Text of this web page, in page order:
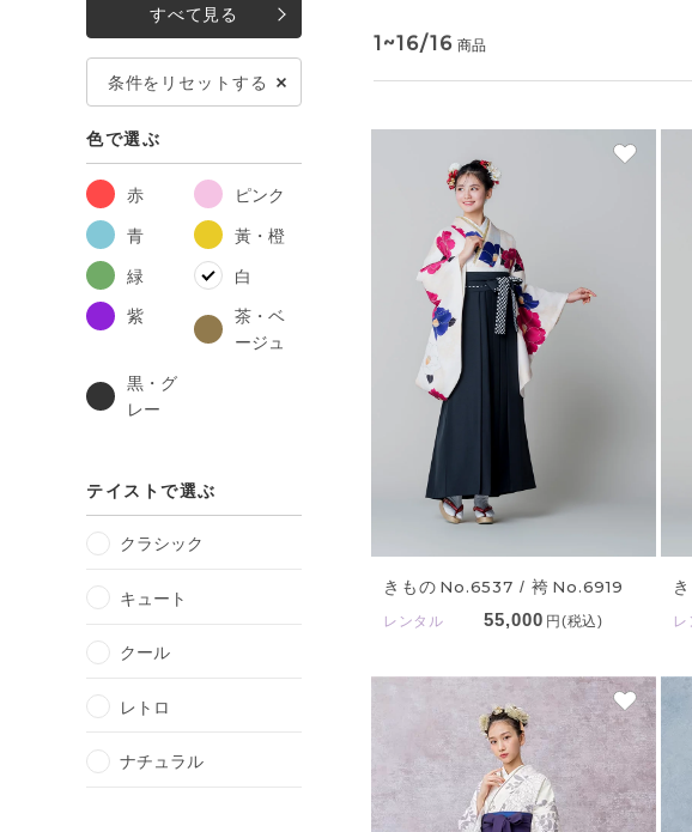
すべて見る
条件をリセットする
色で選ぶ
赤 ピンク
青 黃・橙
緑 白
紫
茶・ベ
ージュ
黒・グ
レー
テイストで選ぶ
クラシック
キュート
クール
レトロ
ナチュラル
1~16/16 商品
きもの No.6537 / 袴 No.6919
レンタル 55,000 円(税込)